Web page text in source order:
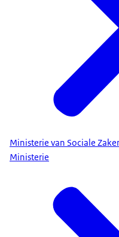
Ministerie van Sociale
Ministerie